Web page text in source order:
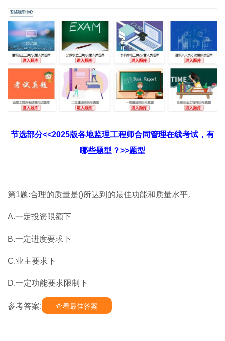
节选部分<<2025版各地监理工程师合同管理在线考试，有
哪些题型？>>题型
第1题:合理的质量是()所达到的最佳功能和质量水平。
A.一定投资限额下
B.一定进度要求下
C.业主要求下
D.一定功能要求限制下
参考答案: 查看最佳答案